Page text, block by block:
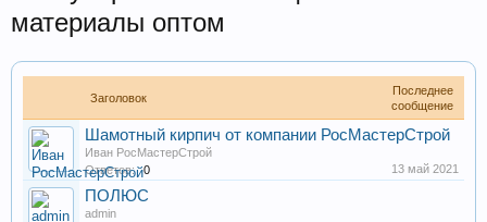
материалы оптом
Заголовок
Последнее
сообщение
Шамотный кирпич от компании РосМастерСтрой
Иван РосМастерСтрой
Ответов:
0 13 май 2021
ПОЛЮС
admin